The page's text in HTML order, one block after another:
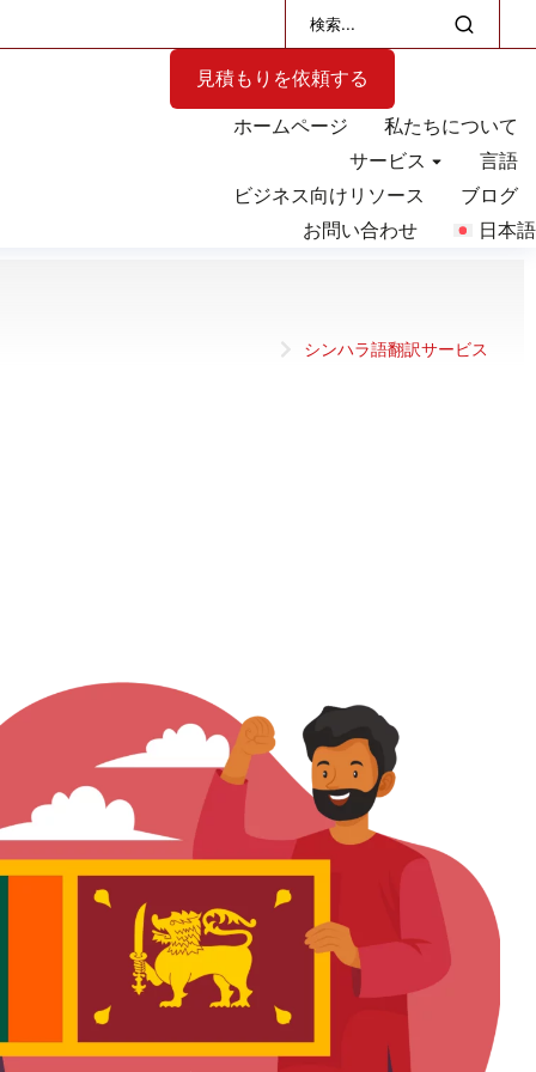
見積もりを依頼する
ホームページ
私たちについて
サービス
言語
ビジネス向けリソース
ブログ
お問い合わせ
日本語
シンハラ語翻訳サービス